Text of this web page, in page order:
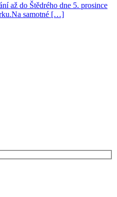
až do Štědrého dne 5. prosince
samotné […]